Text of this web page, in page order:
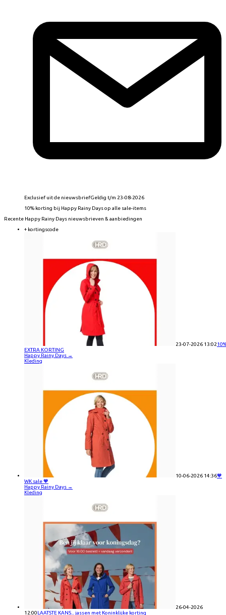
Exclusief uit de nieuwsbriefGeldig t/m 23-08-2026
10% korting bij Happy Rainy Days op alle sale-items
Recente Happy Rainy Days nieuwsbrieven & aanbiedingen
+ kortingscode
23-07-2026 13:02
EXTRA KORTING
Happy Rainy Days →
Kleding
10-06-2026 14:36🧡
WK sale 🧡
Happy Rainy Days →
Kleding
26-04-2026
12:00LAATSTE KANS... jassen met Koninklijke korting